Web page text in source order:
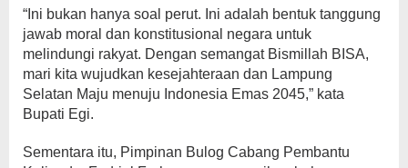
“Ini bukan hanya soal perut. Ini adalah bentuk tanggung
jawab moral dan konstitusional negara untuk
melindungi rakyat. Dengan semangat Bismillah BISA,
mari kita wujudkan kesejahteraan dan Lampung
Selatan Maju menuju Indonesia Emas 2045,” kata
Bupati Egi.
Sementara itu, Pimpinan Bulog Cabang Pembantu